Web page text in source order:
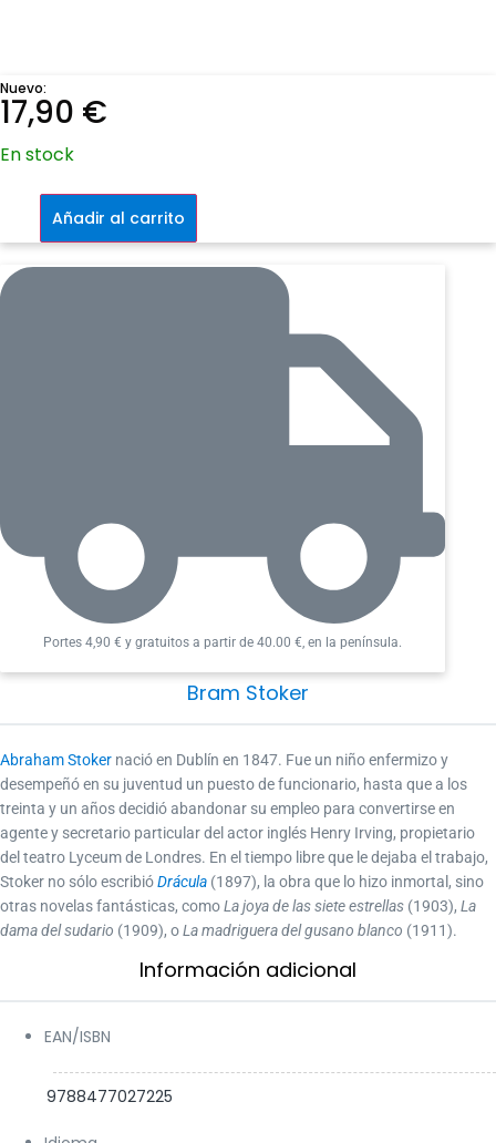
Nuevo:
17,90 €
En stock
Drácula
cantidadAñadir al carrito
Portes 4,90 € y gratuitos a partir de 40.00 €, en la península.
Bram Stoker
Abraham Stoker nació en Dublín en 1847. Fue un niño enfermizo y
desempeñó en su juventud un puesto de funcionario, hasta que a los
treinta y un años decidió abandonar su empleo para convertirse en
agente y secretario particular del actor inglés Henry Irving, propietario
del teatro Lyceum de Londres. En el tiempo libre que le dejaba el trabajo,
Stoker no sólo escribióDrácula (1897), la obra que lo hizo inmortal, sino
otras novelas fantásticas, comoLa joya de las siete estrellas (1903), La
dama del sudario (1909), oLa madriguera del gusano blanco (1911).
Información adicional​
EAN/ISBN
9788477027225